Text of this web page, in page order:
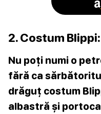
2. Costum Blippi:
Nu poți numi o
fără ca
drăguț costum
albastră și